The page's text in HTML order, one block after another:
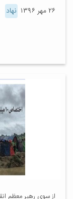
۲۶ مهر ۱۳۹۶ نهاد
از سوی رهبر معظم